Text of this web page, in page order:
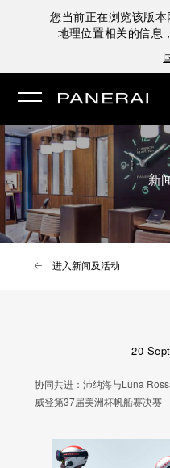
您当前正在浏览该版本
地理位置相关的信息
新
进入新闻及活动
20
协同共进：沛纳海与Luna
威登第37届美洲杯帆船赛决赛